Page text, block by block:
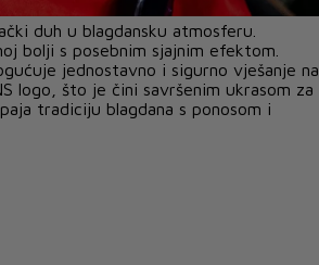
duh u blagdansku atmosferu.
bolji s posebnim sjajnim efektom.
jednostavno i sigurno vješanje na
logo, što je čini savršenim ukrasom za
tradiciju blagdana s ponosom i